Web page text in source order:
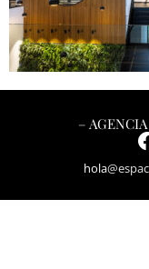
–
hola